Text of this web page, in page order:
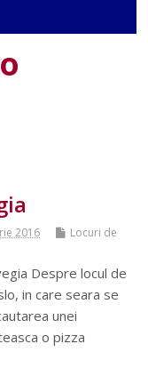
2016
Locuri de
Despre locul de
in care seara se
unei
o pizza